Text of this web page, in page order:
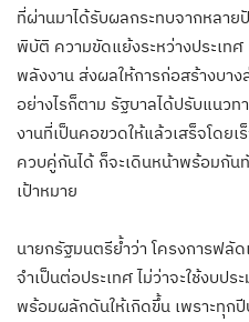
ที่ผ่านมาได้รับผลกระทบจากหลา
พิบัติ ความขัดแย้งระหว่างประเท
พลังงาน ส่งผลให้การก่อสร้างบาง
อย่างไรก็ตาม รัฐบาลได้ปรับแนวท
งานที่เป็นคอขวดให้แล้วเสร็จโดยเ
ควบคู่กันได้ ก็จะเดินหน้าพร้อมกัน
เป้าหมาย
นายกรัฐมนตรีย้ำว่า โครงการฟลั
จำเป็นต่อประเทศ ไม่ว่าจะใช้งบป
พร้อมผลักดันให้เกิดขึ้น เพราะทุก